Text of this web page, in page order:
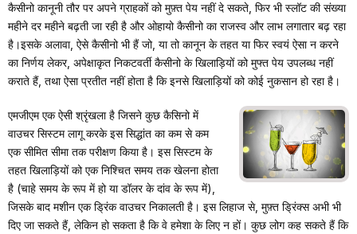
कैसीनो कानूनी तौर पर अपने ग्राहकों को मुफ़्त पेय नहीं दे सकते, फिर भी स्लॉट की संख्या
महीने दर महीने बढ़ती जा रही है और ओहायो कैसीनो का राजस्व और लाभ लगातार बढ़ रहा
है।इसके अलावा, ऐसे कैसीनो भी हैं जो, या तो कानून के तहत या फिर स्वयं ऐसा न करने
का निर्णय लेकर, अपेक्षाकृत निकटवर्ती कैसीनो के खिलाड़ियों को मुफ्त पेय उपलब्ध नहीं
कराते हैं, तथा ऐसा प्रतीत नहीं होता है कि इनसे खिलाड़ियों को कोई नुकसान हो रहा है।
एमजीएम एक ऐसी श्रृंखला है जिसने कुछ कैसिनो में
वाउचर सिस्टम लागू करके इस सिद्धांत का कम से कम
एक सीमित सीमा तक परीक्षण किया है। इस सिस्टम के
तहत खिलाड़ियों को एक निश्चित समय तक खेलना होता
है (चाहे समय के रूप में हो या डॉलर के दांव के रूप में),
जिसके बाद मशीन एक ड्रिंक वाउचर निकालती है। इस लिहाज से, मुफ़्त ड्रिंक्स अभी भी
दिए जा सकते हैं, लेकिन हो सकता है कि वे हमेशा के लिए न हों। कुछ लोग कह सकते हैं कि